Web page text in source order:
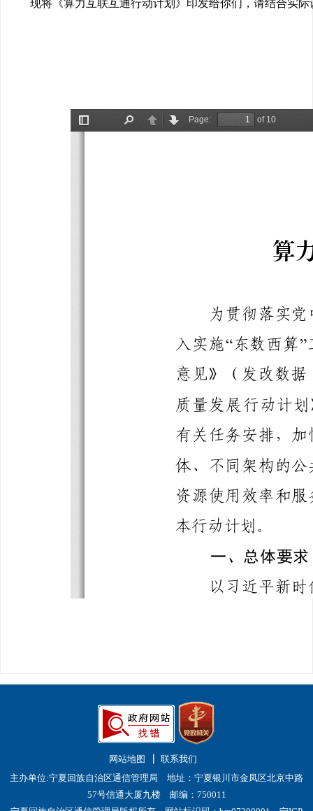
现将《算力互联互通行动计划》印发给你们，请结合实
网站地图
联系我们
主办单位:宁夏回族自治区通信管理局 地址：宁夏银川市金凤区北京中路
57号信通大厦九楼 邮编：750011